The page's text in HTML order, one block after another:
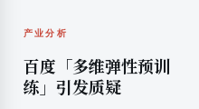
产业分析
百度「多维弹性预训
练」引发质疑